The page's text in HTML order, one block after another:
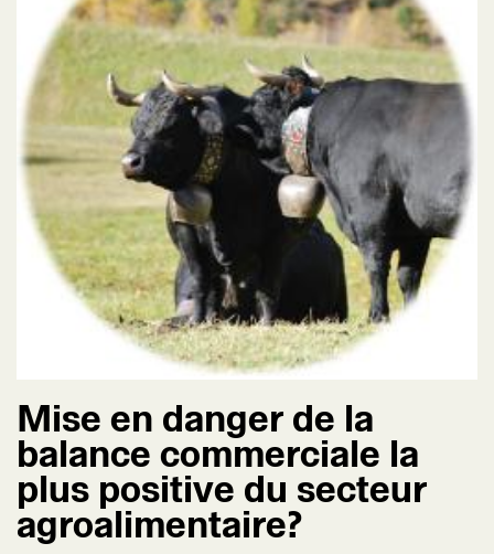
Mise en danger de la
balance commerciale la
plus positive du secteur
agroalimentaire?